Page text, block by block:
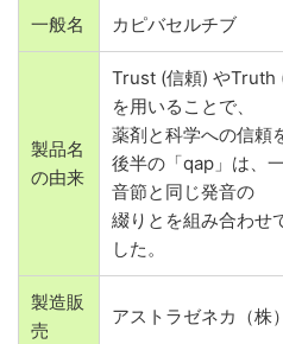
一般名 カピバセルチブ
製品名
の由来
Trust (信頼) やTruth
を用いることで、
薬剤と科学への信頼
後半の「qap」は、
音節と同じ発音の
綴りとを組み合わせ
した。
製造販
売
アストラゼネカ（株）